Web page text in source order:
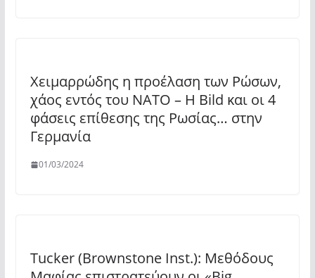
Χειμαρρώδης η προέλαση των Ρώσων,
χάος εντός του ΝΑΤΟ – Η Bild και οι 4
φάσεις επίθεσης της Ρωσίας… στην
Γερμανία
01/03/2024
Tucker (Brownstone Inst.): Μεθόδους